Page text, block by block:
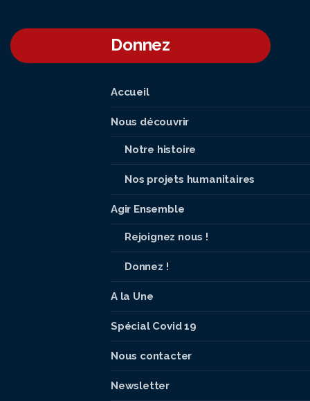
Donnez
Accueil
Nous découvrir
Notre histoire
Nos projets humanitaires
Agir Ensemble
Rejoignez nous !
Donnez !
A la Une
Spécial Covid 19
Nous contacter
Newsletter